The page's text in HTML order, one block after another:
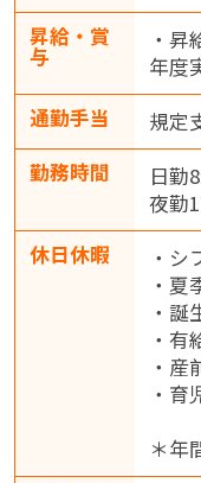
昇給・賞
与
・昇
年度
通勤手当
規定
勤務時間
日勤
夜勤
休日休暇
・
・夏
・誕
・有
・産
・育
＊年